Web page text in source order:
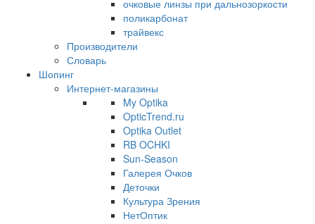
очковые линзы при дальнозоркости
поликарбонат
трайвекс
Производители
Словарь
Шопинг
Интернет-магазины
My Optika
OpticTrend.ru
Optika Outlet
RB OCHKI
Sun-Season
Галерея Очков
Деточки
Культура Зрения
НетОптик